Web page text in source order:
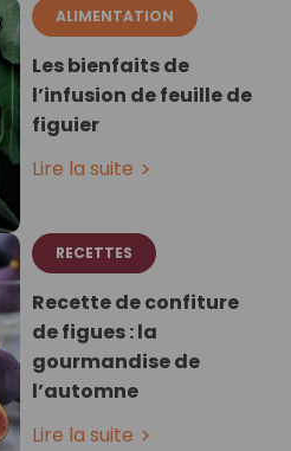
ALIMENTATION
Les bienfaits de
l’infusion de feuille de
figuier
Lire la suite
RECETTES
Recette de confiture
de figues : la
gourmandise de
l’automne
Lire la suite